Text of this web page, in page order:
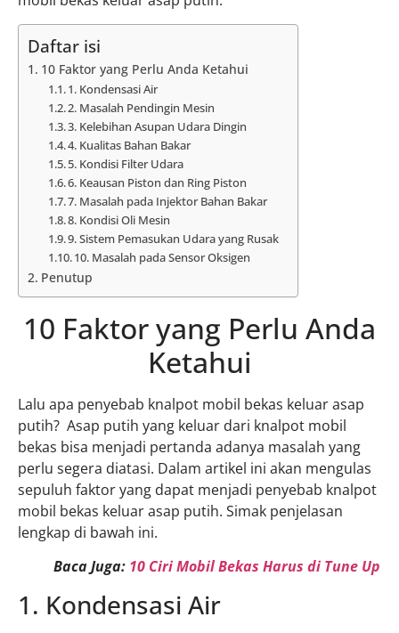
Daftar isi
10 Faktor yang Perlu Anda Ketahui
1. Kondensasi Air
2. Masalah Pendingin Mesin
3. Kelebihan Asupan Udara Dingin
4. Kualitas Bahan Bakar
5. Kondisi Filter Udara
6. Keausan Piston dan Ring Piston
7. Masalah pada Injektor Bahan Bakar
8. Kondisi Oli Mesin
9. Sistem Pemasukan Udara yang Rusak
10. Masalah pada Sensor Oksigen
Penutup
10 Faktor yang Perlu Anda
Ketahui
Lalu apa penyebab knalpot mobil bekas keluar asap
putih? Asap putih yang keluar dari knalpot mobil
bekas bisa menjadi pertanda adanya masalah yang
perlu segera diatasi. Dalam artikel ini akan mengulas
sepuluh faktor yang dapat menjadi penyebab knalpot
mobil bekas keluar asap putih. Simak penjelasan
lengkap di bawah ini.
Baca Juga: 10 Ciri Mobil Bekas Harus di Tune Up
1. Kondensasi Air